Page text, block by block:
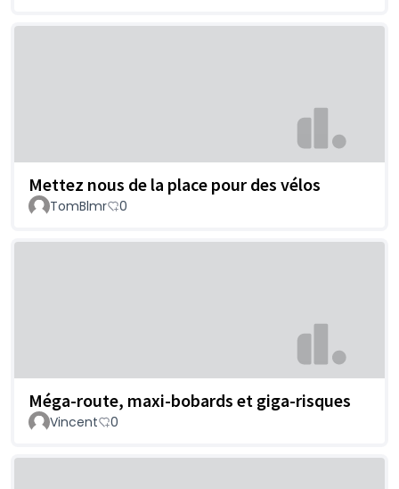
Mettez nous de la place pour des vélos
TomBlmr 0
Méga-route, maxi-bobards et giga-risques
Vincent 0